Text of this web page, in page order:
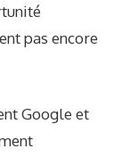
pas encore
Google et